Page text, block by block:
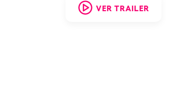
VER TRAILER